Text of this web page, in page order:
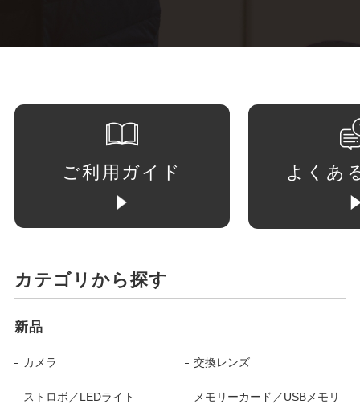
ご利用ガイド よくあ
カテゴリから探す
新品
カメラ 交換レンズ
ストロボ／LEDライト メモリーカード／USBメモリ